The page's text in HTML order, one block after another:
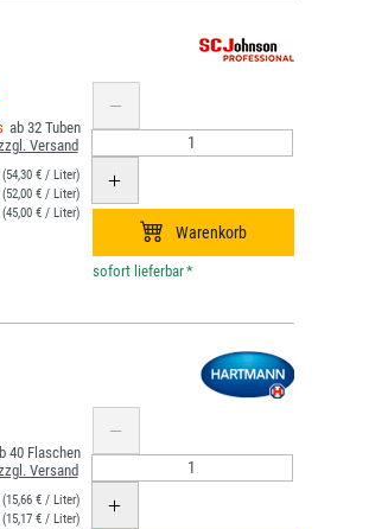
32
(54,30 € / Liter)
(52,00 € / Liter)
(45,00 € / Liter)
*
40
(15,66 € / Liter)
(15,17 € / Liter)